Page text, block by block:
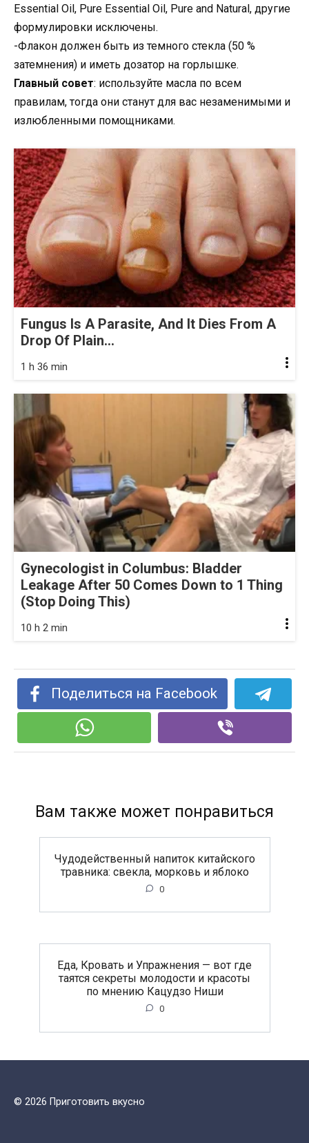
Essential Oil, Pure Essential Oil, Pure and Natural, другие
формулировки исключены.
-Флакон должен быть из темного стекла (50 %
затемнения) и иметь дозатор на горлышке.
Главный совет: используйте масла по всем
правилам, тогда они станут для вас незаменимыми и
излюбленными помощниками.
Fungus Is A Parasite, And It Dies From A
Drop Of Plain...
1 h 36 min
Gynecologist in Columbus: Bladder
Leakage After 50 Comes Down to 1 Thing
(Stop Doing This)
10 h 2 min
Поделиться на Facebook
Вам также может понравиться
Чудодейственный напиток китайского
травника: свекла, морковь и яблоко
0
Еда, Кровать и Упражнения — вот где
таятся секреты молодости и красоты
по мнению Кацудзо Ниши
0
© 2026 Приготовить вкусно